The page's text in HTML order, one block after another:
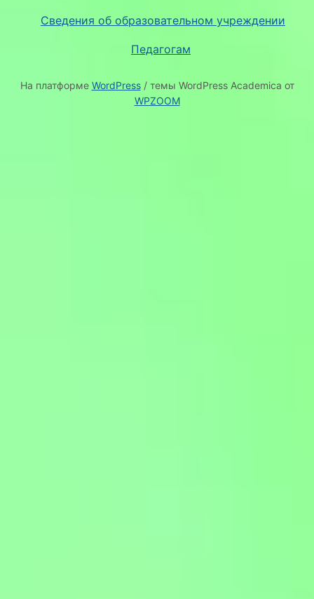
Сведения об образовательном учреждении
Педагогам
На платформе WordPress/ темы WordPress Academica от
WPZOOM